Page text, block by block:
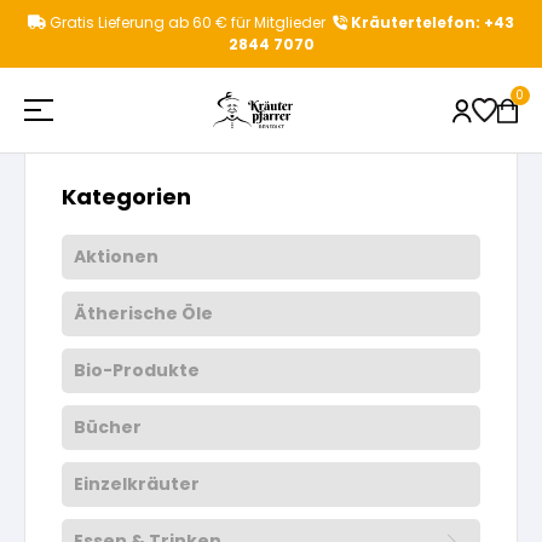
Zum
springen
Beliebte Suchbegriffe
Kategorievorschläge
Produktvorschläge
Shop
Aktionen
Kräutertees
Einzelkräuter
Kräuterpfarrer
Kräuterpfarrer Benedikt
Kräuterpfarrer Weidinger
Gesundheitstipps
News & Events
Gratis Lieferung ab 60 € für Mitglieder
Kräutertelefon: +43
2844 7070
0
Startseite
Kategorien
Aktionen
Ätherische Öle
Bio-Produkte
Bücher
Einzelkräuter